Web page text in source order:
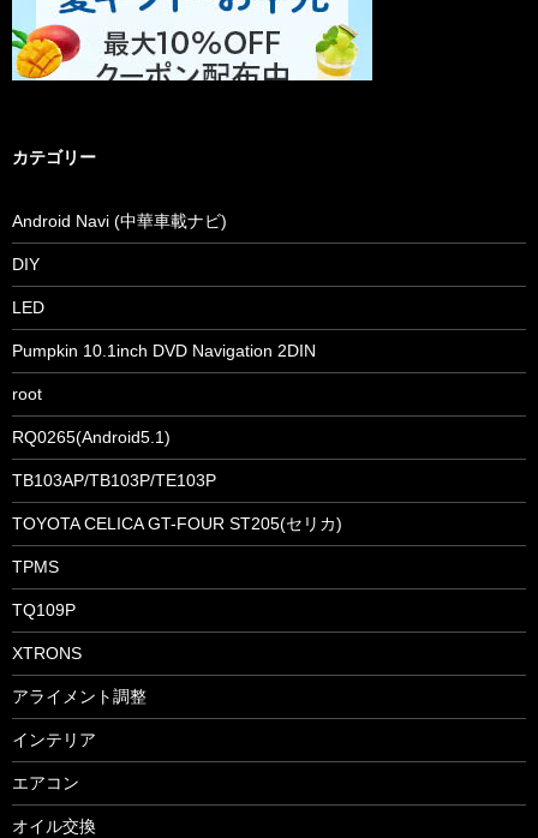
カテゴリー
Android Navi (中華車載ナビ)
DIY
LED
Pumpkin 10.1inch DVD Navigation 2DIN
root
RQ0265(Android5.1)
TB103AP/TB103P/TE103P
TOYOTA CELICA GT-FOUR ST205(セリカ)
TPMS
TQ109P
XTRONS
アライメント調整
インテリア
エアコン
オイル交換